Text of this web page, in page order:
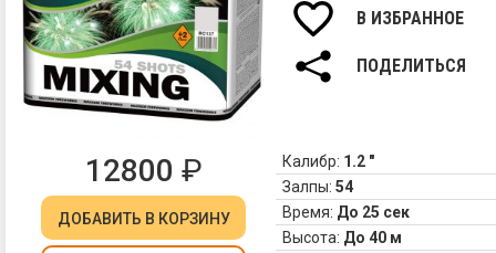
В ИЗБРАННОЕ
ПОДЕЛИТЬСЯ
12800 ₽
ДОБАВИТЬ В КОРЗИНУ
Калибр: 1.2 "
Залпы: 54
Время: До 25 сек
Высота: До 40 м